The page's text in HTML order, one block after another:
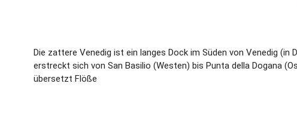
Die zattere Venedig ist ein langes Dock im Süden von Venedig
erstreckt sich von San Basilio (Westen) bis Punta della Dogana
übersetzt Flöße